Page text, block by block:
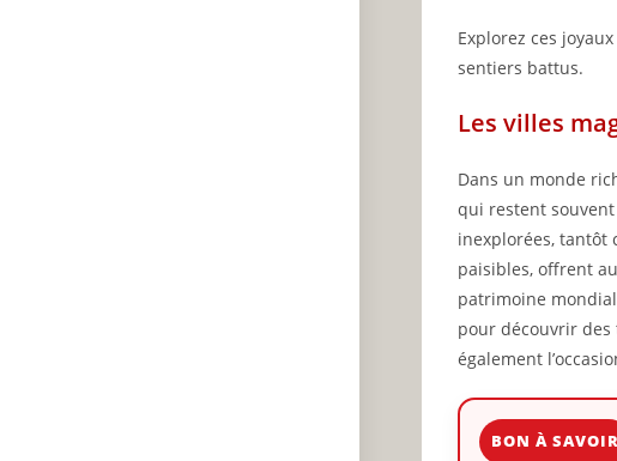
Explorez ces
sentiers battus.
Les villes
Dans un monde
qui restent
inexplorées, tantôt
paisibles, offrent
patrimoine
pour découvrir
également
BON À SAVOIR